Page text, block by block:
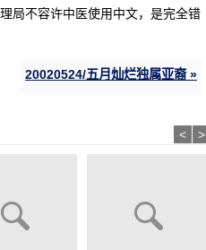
局不容许中医使用中文，是完全错
20020524/五月灿烂独属亚裔 »
< >